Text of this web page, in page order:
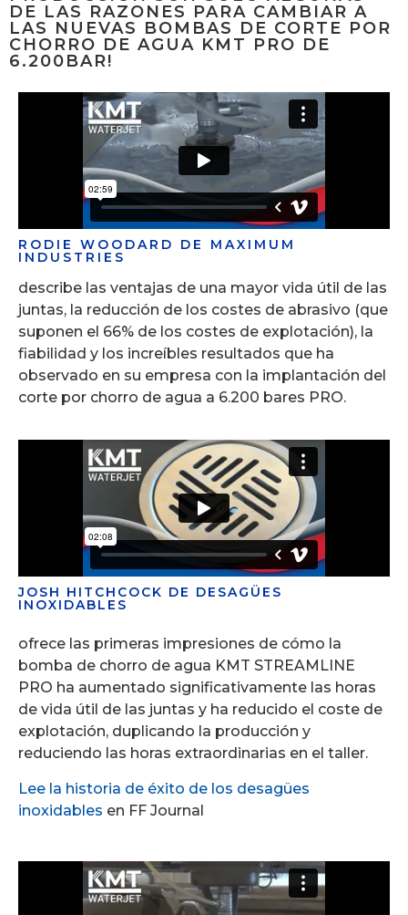
DE LAS RAZONES PARA CAMBIAR A
LAS NUEVAS BOMBAS DE CORTE POR
CHORRO DE AGUA KMT PRO DE
6.200BAR!
RODIE WOODARD DE MAXIMUM
INDUSTRIES
describe las ventajas de una mayor vida útil de las
juntas, la reducción de los costes de abrasivo (que
suponen el 66% de los costes de explotación), la
fiabilidad y los increíbles resultados que ha
observado en su empresa con la implantación del
corte por chorro de agua a 6.200 bares PRO.
JOSH HITCHCOCK DE DESAGÜES
INOXIDABLES
ofrece las primeras impresiones de cómo la
bomba de chorro de agua KMT STREAMLINE
PRO ha aumentado significativamente las horas
de vida útil de las juntas y ha reducido el coste de
explotación, duplicando la producción y
reduciendo las horas extraordinarias en el taller.
Lee la historia de éxito de los desagües
inoxidables en FF Journal